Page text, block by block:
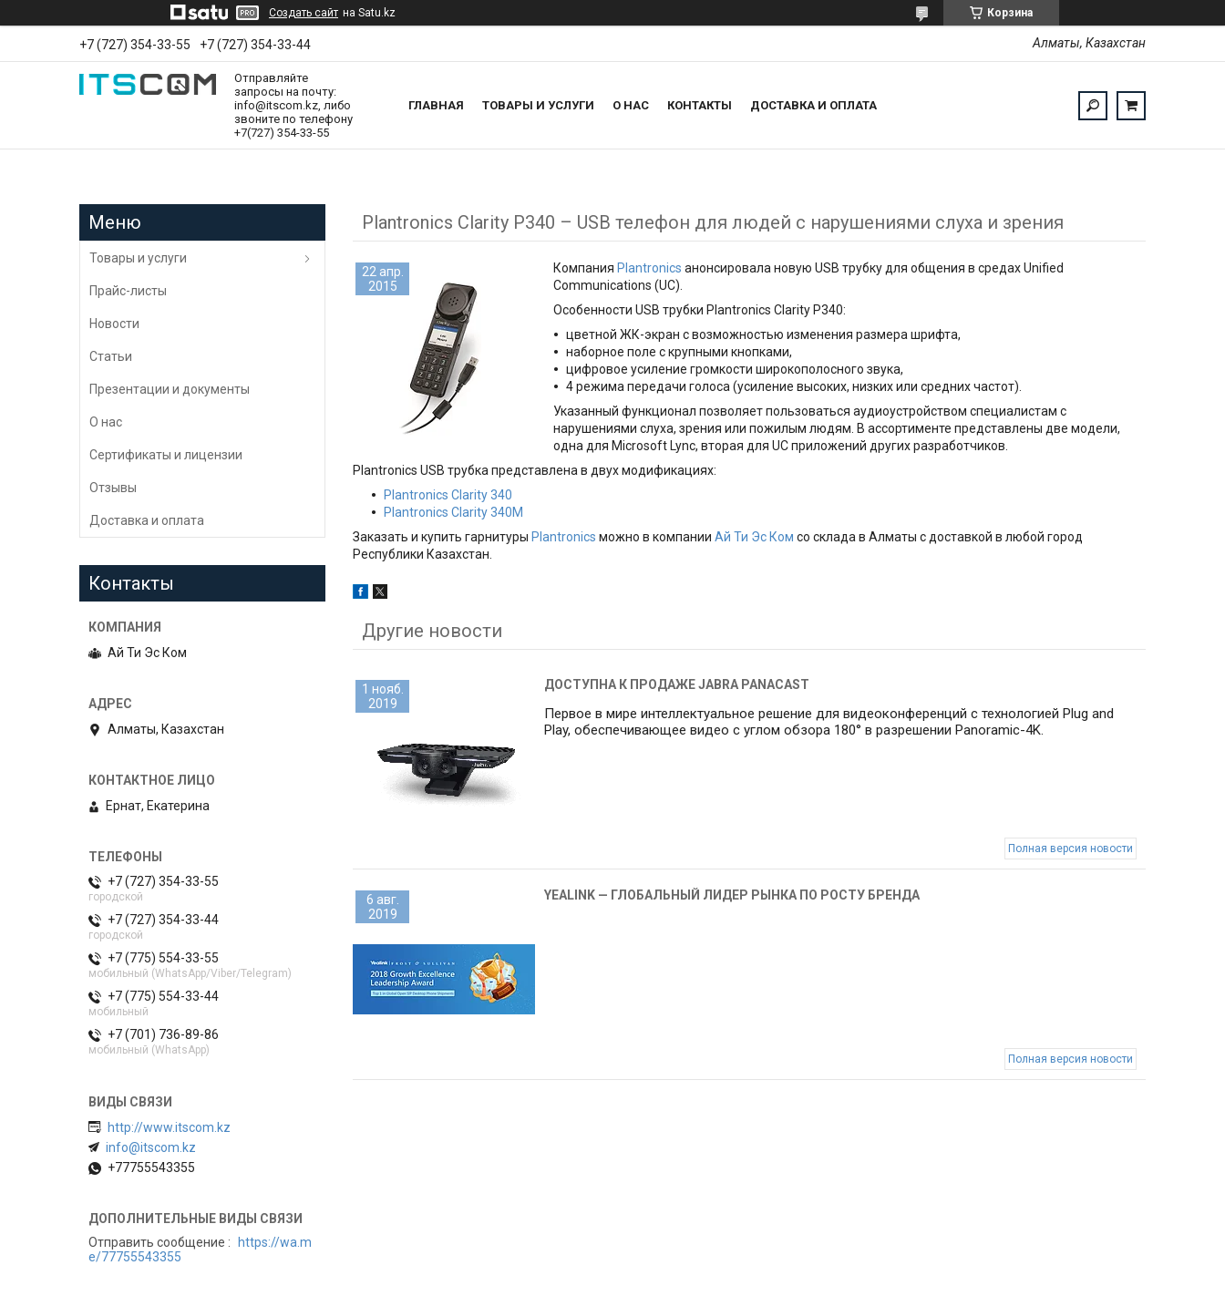
Создать сайт на Satu.kz Корзина
+7 (727) 354-33-55 +7 (727) 354-33-44 Алматы, Казахстан
Отправляйте
запросы на почту:
info@itscom.kz, либо
звоните по телефону
+7(727) 354-33-55
ГЛАВНАЯ ТОВАРЫ И УСЛУГИ О НАС КОНТАКТЫ ДОСТАВКА И ОПЛАТА
Plantronics Clarity P340 – USB телефон для людей с нарушениями слуха и зрения
22 апр.
2015
Компания Plantronics анонсировала новую USB трубку для общения в средах Unified
Communications (UC).
Особенности USB трубки Plantronics Clarity P340:
цветной ЖК-экран с возможностью изменения размера шрифта,
наборное поле с крупными кнопками,
цифровое усиление громкости широкополосного звука,
4 режима передачи голоса (усиление высоких, низких или средних частот).
Указанный функционал позволяет пользоваться аудиоустройством специалистам с
нарушениями слуха, зрения или пожилым людям. В ассортименте представлены две модели,
одна для Microsoft Lync, вторая для UC приложений других разработчиков.
Plantronics USB трубка представлена в двух модификациях:
Plantronics Clarity 340
Plantronics Clarity 340M
Заказать и купить гарнитуры Plantronics можно в компании Ай Ти Эс Ком со склада в Алматы с доставкой в любой город
Республики Казахстан.
Другие новости
1 нояб.
2019
ДОСТУПНА К ПРОДАЖЕ JABRA PANACAST
Первое в мире интеллектуальное решение для видеоконференций с технологией Plug and
Play, обеспечивающее видео c углом обзора 180° в разрешении Panoramic-4K.
Полная версия новости
6 авг.
2019
YEALINK — ГЛОБАЛЬНЫЙ ЛИДЕР РЫНКА ПО РОСТУ БРЕНДА
Полная версия новости
Товары и услуги
Прайс-листы
Новости
Статьи
Презентации и документы
О нас
Сертификаты и лицензии
Отзывы
Доставка и оплата
Контакты
Ай Ти Эс Ком
Алматы, Казахстан
Ернат, Екатерина
+7 (727) 354-33-55
городской
+7 (727) 354-33-44
городской
+7 (775) 554-33-55
мобильный (WhatsApp/Viber/Telegram)
+7 (775) 554-33-44
мобильный
+7 (701) 736-89-86
мобильный (WhatsApp)
http://www.itscom.kz
info@itscom.kz
+77755543355
Отправить сообщение
https://wa.m
e/77755543355